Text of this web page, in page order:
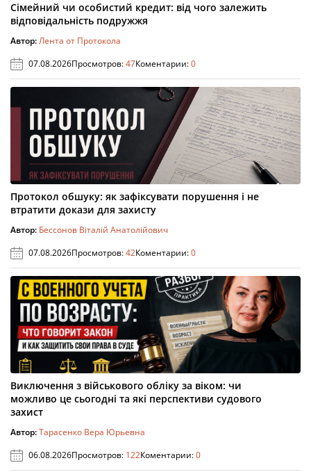
Сімейний чи особистий кредит: від чого залежить
відповідальність подружжя
Автор:Лента от Протокола
07.08.2026Просмотров:47Коментарии:0
Протокол обшуку: як зафіксувати порушення і не
втратити докази для захисту
Автор: Бессонов Віталій Анатолійович
07.08.2026Просмотров:42Коментарии:0
Виключення з військового обліку за віком: чи
можливо це сьогодні та які перспективи судового
захист
Автор:Тарасенко Вера Юрьевна
06.08.2026Просмотров: 122Коментарии:0